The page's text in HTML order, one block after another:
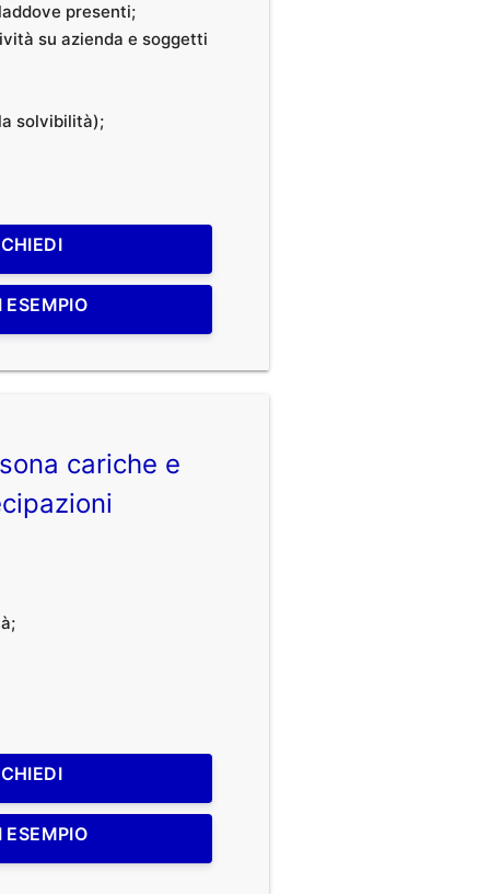
presenti;
su azienda e soggetti
solvibilità);
ESEMPIO
cariche e
ESEMPIO